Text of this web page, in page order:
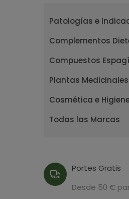
Patologías e
Complementos
Compuestos
Plantas Medicinales
Cosmética e
Todas las Marcas
Portes Gratis
Desde 50 €